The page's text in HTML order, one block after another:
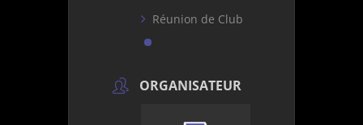
Réunion de Club
ORGANISATEUR